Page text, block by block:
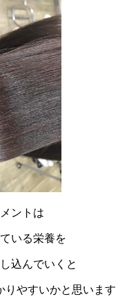
ントは
いる栄養を
込んでいくと
りやすいかと思います